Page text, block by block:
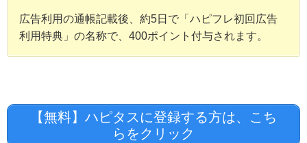
広告利用の通帳記載後、約5日で「ハピフレ初回広告
利用特典」の名称で、400ポイント付与されます。
【無料】ハピタスに登録する方は、こち
らをクリック